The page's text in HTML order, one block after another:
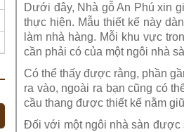
Dưới đây, Nhà gỗ An Phú xin
thực hiện. Mẫu thiết kế này
làm nhà hàng. Mỗi khu vực
cần phải có của một ngôi nhà
Có thể thấy được rằng, phần
ra vào, ngoài ra bạn cũng có
cầu thang được thiết kế nằm
Đối với một ngôi nhà sàn được